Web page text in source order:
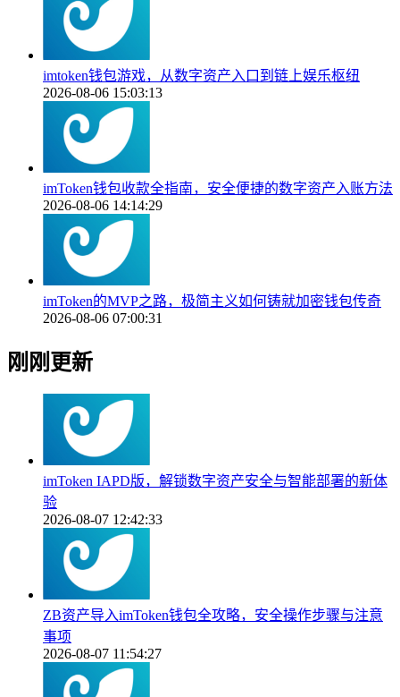
imtoken钱包游戏，从数字资产入口到链上娱乐枢纽
2026-08-06 15:03:13
imToken钱包收款全指南，安全便捷的数字资产入账方法
2026-08-06 14:14:29
imToken的MVP之路，极简主义如何铸就加密钱包传奇
2026-08-06 07:00:31
刚刚更新
imToken IAPD版，解锁数字资产安全与智能部署的新体
验
2026-08-07 12:42:33
ZB资产导入imToken钱包全攻略，安全操作步骤与注意
事项
2026-08-07 11:54:27